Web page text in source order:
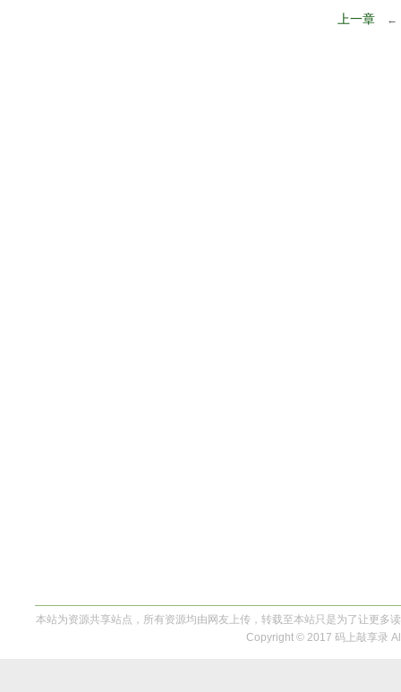
上一章 ←
本站为资源共享站点，所有资源均由网友上传，转载至本站只是为了让更多
Copyright © 2017 码上敲享录